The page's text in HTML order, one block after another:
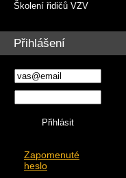
Školení řidičů VZV
Přihlášení
Zapomenuté
heslo